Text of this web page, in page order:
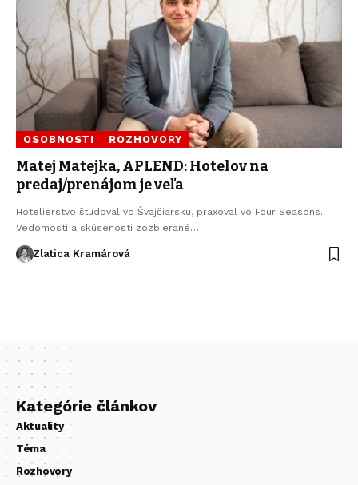
OSOBNOSTI ROZHOVORY
Matej Matejka, APLEND: Hotelov na
predaj/prenájom je veľa
Hotelierstvo študoval vo Švajčiarsku, praxoval vo Four Seasons.
Vedomosti a skúsenosti zozbierané…
Zlatica Kramárová
Kategórie článkov
Aktuality
Téma
Rozhovory